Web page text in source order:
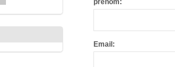
prénom:
Email: